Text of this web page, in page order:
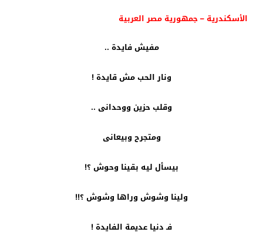
الأسكندرية – جمهورية مصر العربية
مفيش فايدة ..
ونار الحب مش قايدة !
وقلب حزين ووحدانى ..
ومتجرح وبيعانى
بيسأل ليه بقينا وحوش ؟!
ولينا وشوش وراها وشوش ؟!!
فـ دنيا عديمة الفايدة !